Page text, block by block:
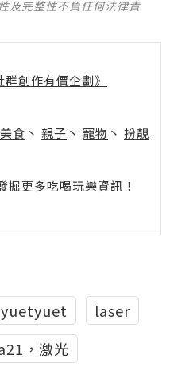
及完整性不負任何法律責
創作有價企劃》
美食 丶 親子 丶 寵物 丶 扮靚
更多吃喝玩樂資訊！
yuetyuet
laser
，激光